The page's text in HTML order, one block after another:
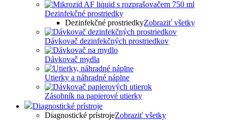
Dezinfekčné prostriedky
Dezinfekčné prostriedkyZobraziť všetky
Dávkovač dezinfekčných prostriedkov
Dávkovač mydla
Utierky a náhradné náplne
Zásobník na papierové utierky
Diagnostické prístroje
Diagnostické prístrojeZobraziť všetky